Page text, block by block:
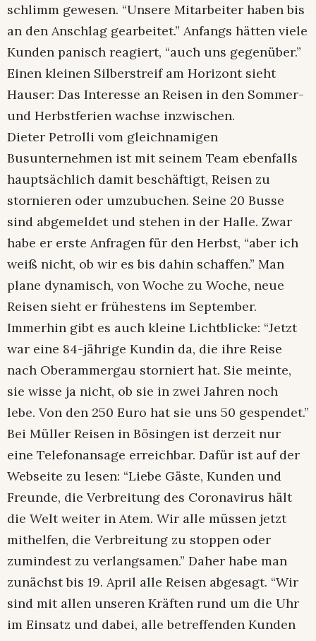
schlimm gewesen. “Unsere Mitarbeiter haben bis
an den Anschlag gearbeitet.” Anfangs hätten viele
Kunden panisch reagiert, “auch uns gegenüber.”
Einen kleinen Silberstreif am Horizont sieht
Hauser: Das Interesse an Reisen in den Sommer-
und Herbstferien wachse inzwischen.
Dieter Petrolli vom gleichnamigen
Busunternehmen ist mit seinem Team ebenfalls
hauptsächlich damit beschäftigt, Reisen zu
stornieren oder umzubuchen. Seine 20 Busse
sind abgemeldet und stehen in der Halle. Zwar
habe er erste Anfragen für den Herbst, “aber ich
weiß nicht, ob wir es bis dahin schaffen.” Man
plane dynamisch, von Woche zu Woche, neue
Reisen sieht er frühestens im September.
Immerhin gibt es auch kleine Lichtblicke: “Jetzt
war eine 84-jährige Kundin da, die ihre Reise
nach Oberammergau storniert hat. Sie meinte,
sie wisse ja nicht, ob sie in zwei Jahren noch
lebe. Von den 250 Euro hat sie uns 50 gespendet.”
Bei Müller Reisen in Bösingen ist derzeit nur
eine Telefonansage erreichbar. Dafür ist auf der
Webseite zu lesen: “Liebe Gäste, Kunden und
Freunde, die Verbreitung des Coronavirus hält
die Welt weiter in Atem. Wir alle müssen jetzt
mithelfen, die Verbreitung zu stoppen oder
zumindest zu verlangsamen.” Daher habe man
zunächst bis 19. April alle Reisen abgesagt. “Wir
sind mit allen unseren Kräften rund um die Uhr
im Einsatz und dabei, alle betreffenden Kunden